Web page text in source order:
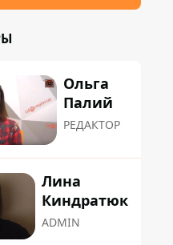
Ольга
Палий
РЕДАКТОР
Лина
Киндратюк
ADMIN